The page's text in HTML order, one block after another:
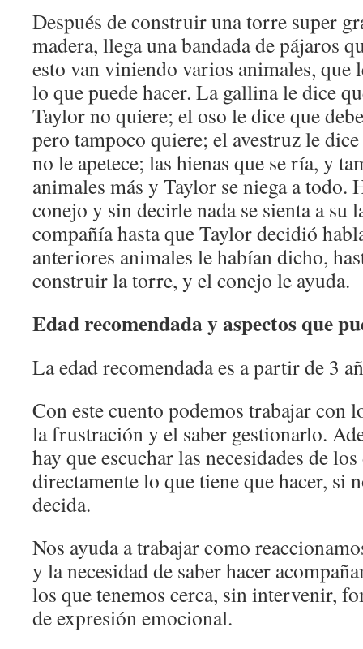
Después de construir una torre super
madera, llega una bandada de pájaros
esto van viniendo varios animales, que
lo que puede hacer. La gallina le dice
Taylor no quiere; el oso le dice que
pero tampoco quiere; el avestruz le
no le apetece; las hienas que se ría, y
animales más y Taylor se niega a todo.
conejo y sin decirle nada se sienta a su
compañía hasta que Taylor decidió
anteriores animales le habían dicho,
construir la torre, y el conejo le ayuda.
Edad recomendada y aspectos que
La edad recomendada es a partir de 3
Con este cuento podemos trabajar con
la frustración y el saber gestionarlo.
hay que escuchar las necesidades de
directamente lo que tiene que hacer, si
decida.
Nos ayuda a trabajar como
y la necesidad de saber hacer
los que tenemos cerca, sin intervenir,
de expresión emocional.